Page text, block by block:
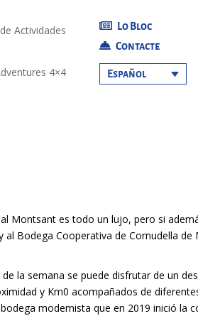
Actividades
4×4
Lo Bloc
Contacte
Español
Montsant es todo un lujo, pero si
al Bodega Cooperativa de Cornudella de
la semana se puede disfrutar de un
y Km0 acompañados de
modernista que en 2019 inició la